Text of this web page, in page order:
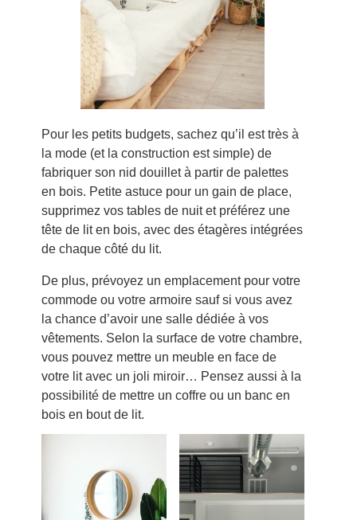
Pour les petits budgets, sachez qu’il est très à
la mode (et la construction est simple) de
fabriquer son nid douillet à partir de palettes
en bois. Petite astuce pour un gain de place,
supprimez vos tables de nuit et préférez une
tête de lit en bois, avec des étagères intégrées
de chaque côté du lit.
De plus, prévoyez un emplacement pour votre
commode ou votre armoire sauf si vous avez
la chance d’avoir une salle dédiée à vos
vêtements. Selon la surface de votre chambre,
vous pouvez mettre un meuble en face de
votre lit avec un joli miroir… Pensez aussi à la
possibilité de mettre un coffre ou un banc en
bois en bout de lit.